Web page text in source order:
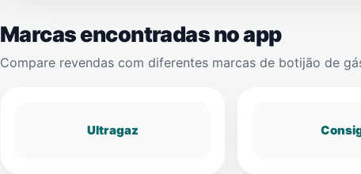
Marcas encontradas no app
Compare revendas com diferentes marcas de botijão de
Ultragaz